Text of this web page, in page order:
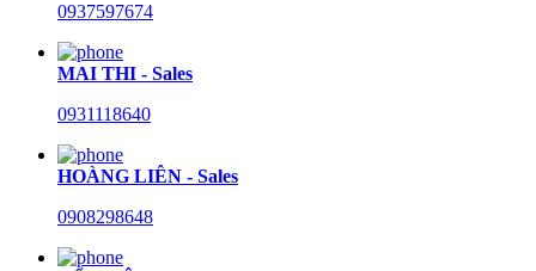
0937597674
MAI THI - Sales
0931118640
HOÀNG LIÊN - Sales
0908298648